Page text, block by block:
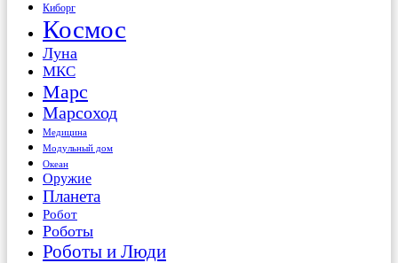
Киборг
Космос
Луна
МКС
Марс
Марсоход
Медицина
Модульный дом
Океан
Оружие
Планета
Робот
Роботы
Роботы и Люди